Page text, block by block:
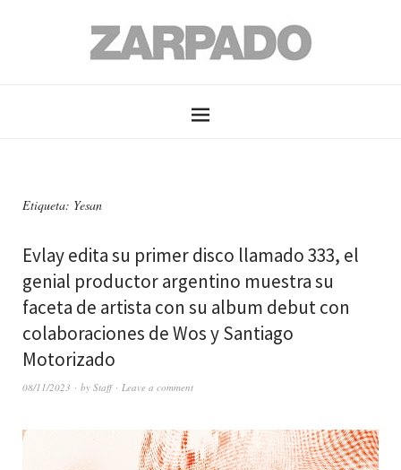
Etiqueta: Yesan
Evlay edita su primer disco llamado 333, el
genial productor argentino muestra su
faceta de artista con su album debut con
colaboraciones de Wos y Santiago
Motorizado
08/11/2023 by Staff Leave a comment